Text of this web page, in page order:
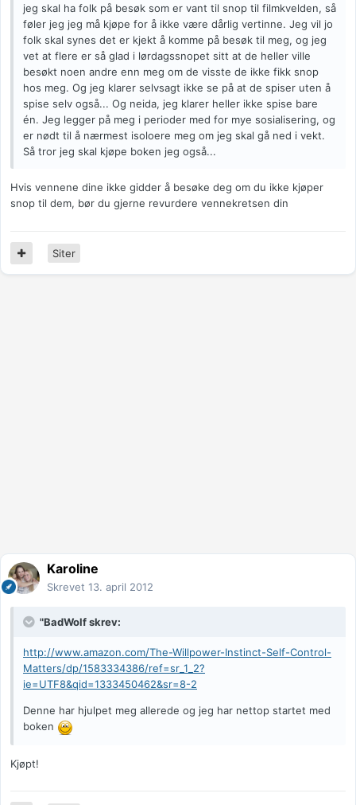
jeg skal ha folk på besøk som er vant til snop til filmkvelden, så
føler jeg jeg må kjøpe for å ikke være dårlig vertinne. Jeg vil jo
folk skal synes det er kjekt å komme på besøk til meg, og jeg
vet at flere er så glad i lørdagssnopet sitt at de heller ville
besøkt noen andre enn meg om de visste de ikke fikk snop
hos meg. Og jeg klarer selvsagt ikke se på at de spiser uten å
spise selv også... Og neida, jeg klarer heller ikke spise bare
én. Jeg legger på meg i perioder med for mye sosialisering, og
er nødt til å nærmest isoloere meg om jeg skal gå ned i vekt.
Så tror jeg skal kjøpe boken jeg også...
Hvis vennene dine ikke gidder å besøke deg om du ikke kjøper
snop til dem, bør du gjerne revurdere vennekretsen din
Siter
Karoline
Skrevet 13. april 2012
"BadWolf skrev:
http://www.amazon.com/The-Willpower-Instinct-Self-Control-
Matters/dp/1583334386/ref=sr_1_2?
ie=UTF8&qid=1333450462&sr=8-2
Denne har hjulpet meg allerede og jeg har nettop startet med
boken
Kjøpt!